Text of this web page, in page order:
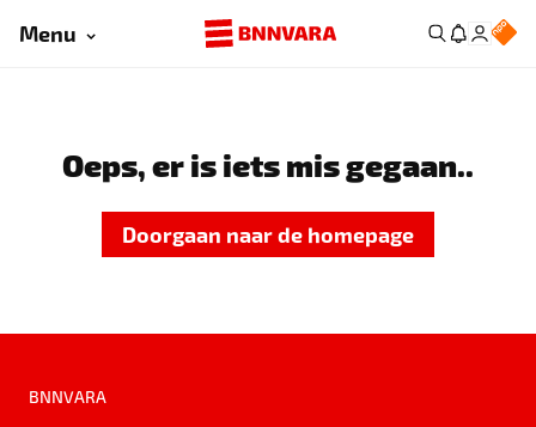
Menu
Oeps, er is iets mis gegaan..
Doorgaan naar de homepage
BNNVARA